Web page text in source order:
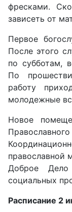
фресками.
зависеть от
Первое
После этого
по субботам,
По
работу
молодежные
Новое
православной
Доброе Дело
социальных
Расписание 2